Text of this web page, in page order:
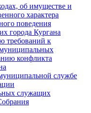
об имуществе и
характера
поведения
города Кургана
требований к
конфликта
службе
служащих